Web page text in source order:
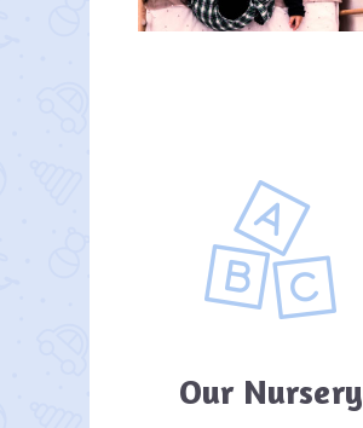
Our Nursery